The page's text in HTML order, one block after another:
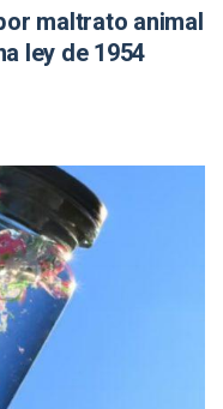
maltrato animal
ley de 1954